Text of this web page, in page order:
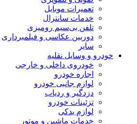
تعمیرات موبایل
خدمات سانترال
تلفن بی‌سیم رومیزی
دوربین عکاسی و فیلمبرداری
سایر
خودرو و وسایل نقلیه
خودروی داخلی و خارجی
اجاره خودرو
لوازم جانبی خودرو
دزدگیر و ردیاب
تزئینات خودرو
لوازم یدکی
خدمات ماشین و موتور